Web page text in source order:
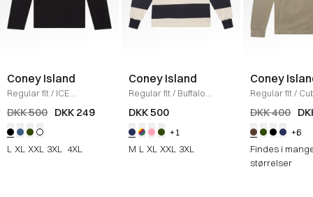
Coney Island
Regular fit/ ICE
Sweatshirt
/BLACK
DKK 500 DKK 249
L XL XXL 3XL 4XL
Coney Island
Regular fit/ Buffalo
Sweatshirt
DKK 500
+1
M L XL XXL 3XL
Coney
Regular fit/
Sweatshirt
/
DKK 400
+6
Findes i
størrelser